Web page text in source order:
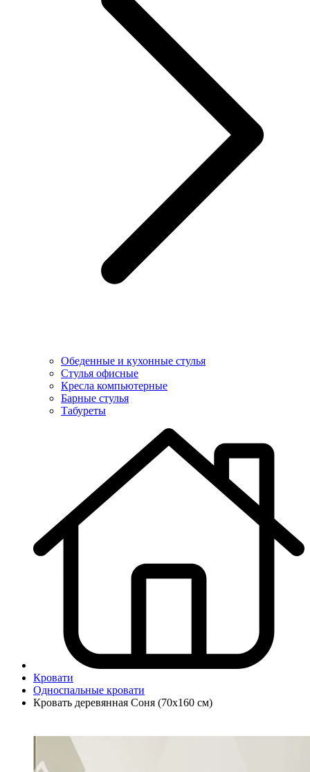
Обеденные и кухонные стулья
Стулья офисные
Кресла компьютерные
Барные стулья
Табуреты
Кровати
Односпальные кровати
Кровать деревянная Соня (70х160 см)